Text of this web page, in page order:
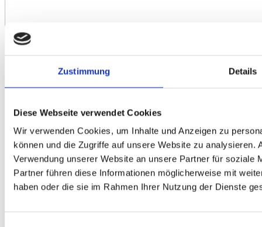
Zustimmung Details
Diese Webseite verwendet Cookies
Wir verwenden Cookies, um Inhalte und Anzeigen zu
können und die Zugriffe auf unsere Website zu analysieren.
Verwendung unserer Website an unsere Partner für soziale
Partner führen diese Informationen möglicherweise mit
haben oder die sie im Rahmen Ihrer Nutzung der Dienste